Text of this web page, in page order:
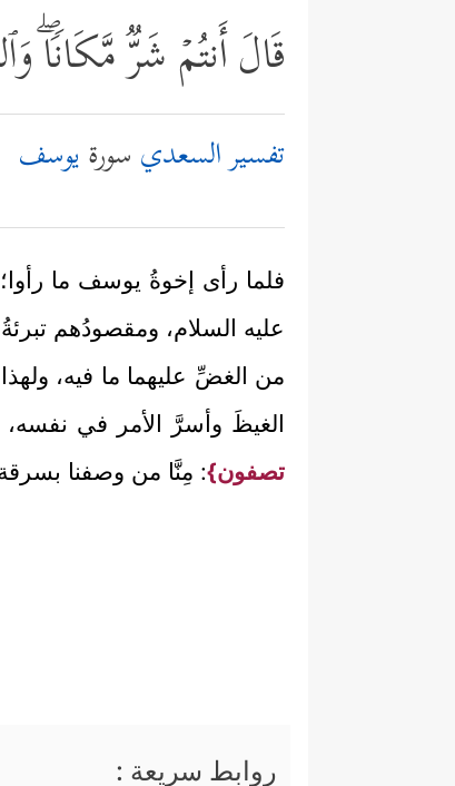
قَالَ أَنتُمۡ شَرࣱّ مَّكَانࣰاۖ
تفسير السعدي سورةيوسف
فلما رأى إخوةُ يوسف ما رأوا؛
عليه السلام، ومقصودُهم
من الغضِّ عليهما ما فيه، ولهذا
الغيظَ وأسرَّ الأمر في نفسه،
تصفون}: مِنَّا من وصفنا بسرقة
روابط سريعة :